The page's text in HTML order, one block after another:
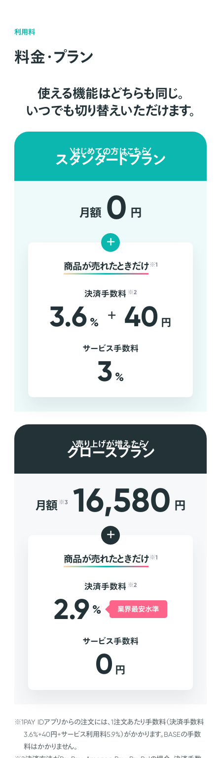
利用料
料金・プラン
使える機能はどちらも同じ。
いつでも切り替えいただけます。
はじめての方はこちら
スタンダードプラン
月額 0 円
+
商品が売れたときだけ ※1
決済手数料 ※2
3.6 % + 40 円
サービス手数料
3 %
売り上げが増えたら
グロースプラン
月額 ※3 16,580 円
+
商品が売れたときだけ ※1
決済手数料 ※2
2.9 % 業界最安水準
サービス手数料
0 円
※1PAY IDアプリからの注文には、1注文あたり手数料（決済手数料
3.6%+40円+サービス利用料5.9%）がかかります。BASEの手数
料はかかりません。